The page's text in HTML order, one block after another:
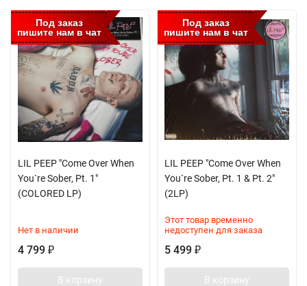
Под заказ
пишите нам в чат
LIL PEEP "Come Over When
You`re Sober, Pt. 1"
(COLORED LP)
Нет в наличии
4 799 ₽
В корзину
Под заказ
пишите нам в чат
LIL PEEP "Come Over When
You`re Sober, Pt. 1 & Pt. 2"
(2LP)
Этот товар временно
недоступен для заказа
5 499 ₽
В корзину